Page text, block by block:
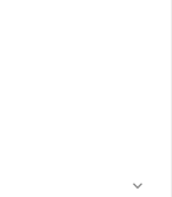
